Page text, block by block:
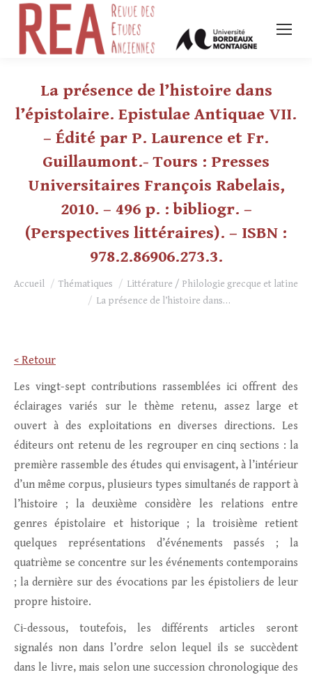
La présence de l’histoire dans
l’épistolaire. Epistulae Antiquae VII.
– Édité par P. Laurence et Fr.
Guillaumont.- Tours : Presses
Universitaires François Rabelais,
2010. – 496 p. : bibliogr. –
(Perspectives littéraires). – ISBN :
978.2.86906.273.3.
Vous êtes ici :
Accueil Thématiques
Littérature / Philologie grecque et latine
La présence de l’histoire dans…
< Retour
Les vingt-sept contributions rassemblées ici offrent des
éclairages variés sur le thème retenu, assez large et
ouvert à des exploitations en diverses directions. Les
éditeurs ont retenu de les regrouper en cinq sections : la
première rassemble des études qui envisagent, à l’intérieur
d’un même corpus, plusieurs types simultanés de rapport à
l’histoire ; la deuxième considère les relations entre
genres épistolaire et historique ; la troisième retient
quelques représentations d’événements passés ; la
quatrième se concentre sur les événements contemporains
; la dernière sur des évocations par les épistoliers de leur
propre histoire.
Ci-dessous, toutefois, les différents articles seront
signalés non dans l’ordre selon lequel ils se succèdent
dans le livre, mais selon une succession chronologique des